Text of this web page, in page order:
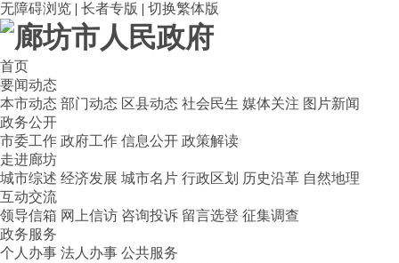
无障碍浏览 | 长者专版 | 切换繁体版
首页
要闻动态
本市动态 部门动态 区县动态 社会民生 媒体关注 图片新闻
政务公开
市委工作 政府工作 信息公开 政策解读
走进廊坊
城市综述 经济发展 城市名片 行政区划 历史沿革 自然地理
互动交流
领导信箱 网上信访 咨询投诉 留言选登 征集调查
政务服务
个人办事 法人办事 公共服务